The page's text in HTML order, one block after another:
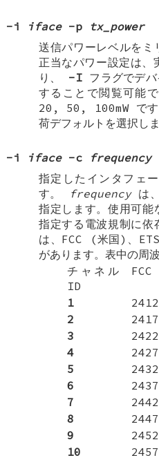
-i iface -p tx_power
送信パワーレベルをミ
正当なパワー設定は
り、 -Iフラグでデバ
することで閲覧可能
20, 50, 100mW です
荷デフォルトを選択しま
-i iface -c
frequency
指定したインタフェ
す。
frequencyは
指定します。使用可能
指定する電波規制に依
は、FCC (米国)、
があります。表中の周
チャネル
ID
FCC
1 2412
2
2417
3
2422
4
2427
5
2432
6
2437
7
2442
8
2447
9
2452
10
2457